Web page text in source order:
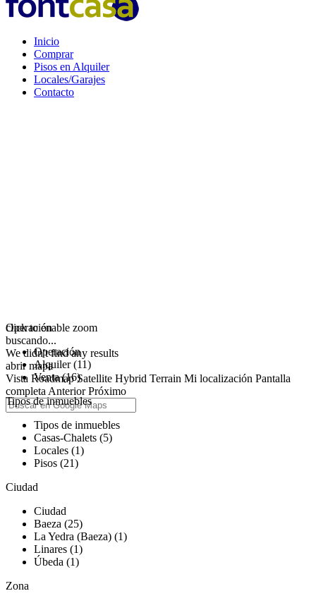
Inicio
Comprar
Pisos en Alquiler
Locales/Garajes
Contacto
click to enable zoom
buscando...
We didn't find any results
abrir mapa
Vista Roadmap Satellite Hybrid Terrain Mi localización Pantalla
completa Anterior Próximo
Operación
Operación
Alquiler (11)
Venta (16)
Tipos de inmuebles
Tipos de inmuebles
Casas-Chalets (5)
Locales (1)
Pisos (21)
Ciudad
Ciudad
Baeza (25)
La Yedra (Baeza) (1)
Linares (1)
Úbeda (1)
Zona